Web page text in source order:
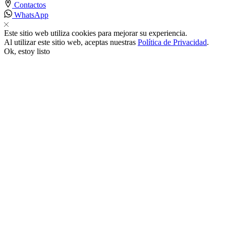
Hacklink
Hacklink satın al
Contactos
WhatsApp
Este sitio web utiliza cookies para mejorar su experiencia.
Al utilizar este sitio web, aceptas nuestras Política de Privacidad.
Ok, estoy listo